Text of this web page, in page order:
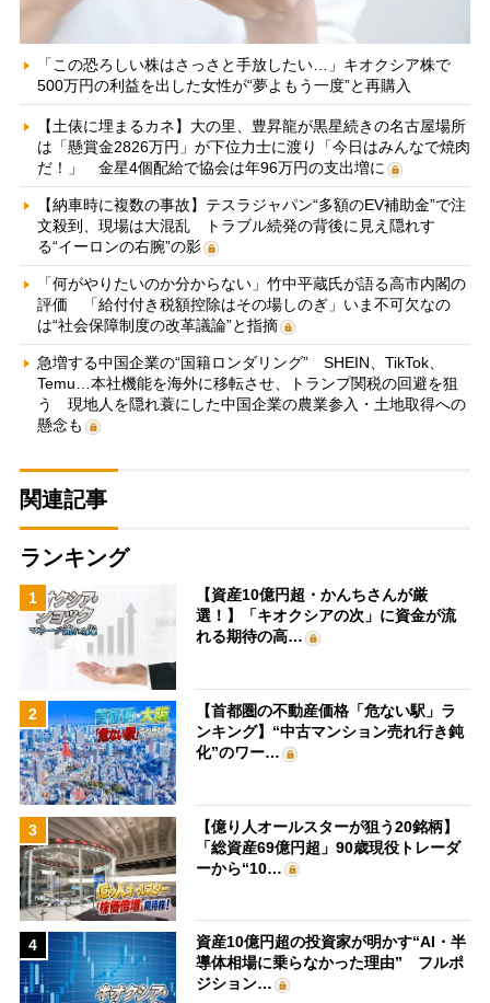
「この恐ろしい株はさっさと手放したい…」キオクシア株で
500万円の利益を出した女性が“夢よもう一度”と再購入
【土俵に埋まるカネ】大の里、豊昇龍が黒星続きの名古屋場所
は「懸賞金2826万円」が下位力士に渡り「今日はみんなで焼肉
だ！」 金星4個配給で協会は年96万円の支出増に
【納車時に複数の事故】テスラジャパン“多額のEV補助金”で注
文殺到、現場は大混乱 トラブル続発の背後に見え隠れす
る“イーロンの右腕”の影
「何がやりたいのか分からない」竹中平蔵氏が語る高市内閣の
評価 「給付付き税額控除はその場しのぎ」いま不可欠なの
は“社会保障制度の改革議論”と指摘
急増する中国企業の“国籍ロンダリング” SHEIN、TikTok、
Temu…本社機能を海外に移転させ、トランプ関税の回避を狙
う 現地人を隠れ蓑にした中国企業の農業参入・土地取得への
懸念も
関連記事
ランキング
1
【資産10億円超・かんちさんが厳
選！】「キオクシアの次」に資金が流
れる期待の高…
2
【首都圏の不動産価格「危ない駅」ラ
ンキング】“中古マンション売れ行き鈍
化”のワー…
3
【億り人オールスターが狙う20銘柄】
「総資産69億円超」90歳現役トレーダ
ーから“10…
4
資産10億円超の投資家が明かす“AI・半
導体相場に乗らなかった理由” フルポ
ジション…